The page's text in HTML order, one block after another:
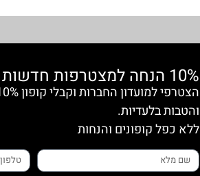
10% הנחה למצטרפות חדשות
והטבות בלעדיות.
ללא כפל קופונים והנחות